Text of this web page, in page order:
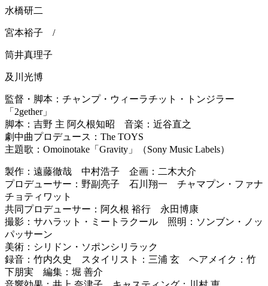
水橋研二
宮本裕子 /
筒井真理子
及川光博
監督・脚本：チャンプ・ウィーラチット・トンジラー
「2gether」
脚本：吉野 主 阿久根知昭 音楽：近谷直之
劇中曲プロデュース：The TOYS
主題歌：Omoinotake「Gravity」
（Sony Music Labels）
製作：遠藤徹哉 中村浩子 企画：二木大介
プロデューサー：野副亮子 石川翔一 チャマプン・ファナ
チョティワット
共同プロデューサー：阿久根 裕行 永田博康
撮影：サハラット・ミートラクール 照明：ソンブン・ノッ
パッサーン
美術：シリドン・ソポンシリラック
録音：竹内久史 スタイリスト：三浦 玄 ヘアメイク：竹
下朋実 編集：堀 善介